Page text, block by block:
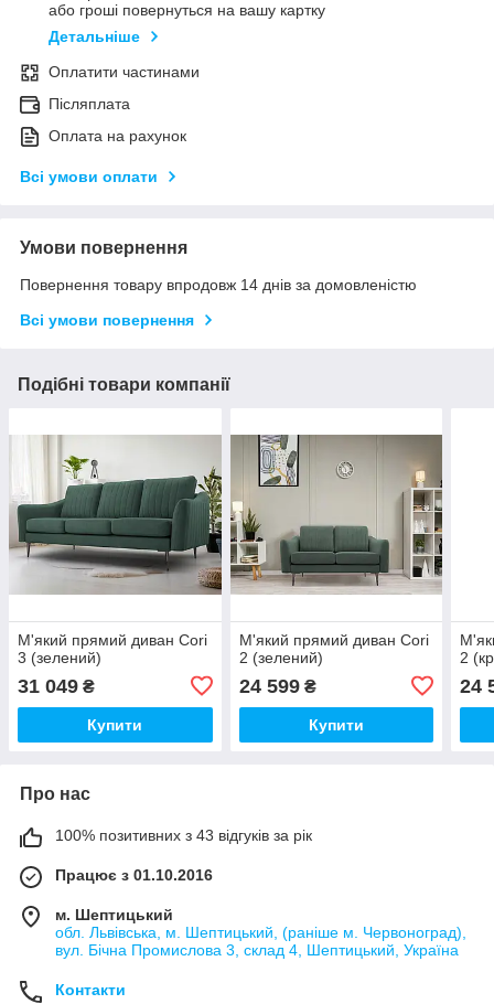
або гроші повернуться на вашу картку
Детальніше
Оплатити частинами
Післяплата
Оплата на рахунок
Всі умови оплати
Умови повернення
Повернення товару впродовж 14 днів за домовленістю
Всі умови повернення
Подібні товари компанії
М'який прямий диван Cori
3 (зелений)
31 049 ₴
Купити
М'який прямий диван Cori
2 (зелений)
24 599₴
Купити
2
24
Про нас
100% позитивних з 43 відгуків за рік
Працює з 01.10.2016
м. Шептицький
обл. Львівська, м. Шептицький, (раніше м. Червоноград),
вул. Бічна Промислова 3, склад 4, Шептицький, Україна
Контакти